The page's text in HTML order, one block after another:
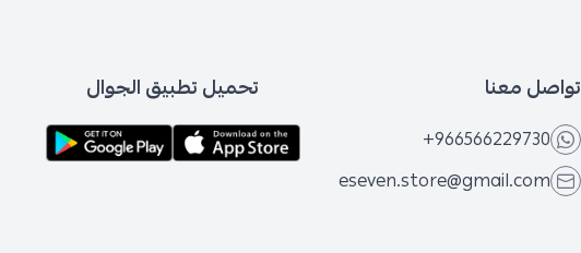
تواصل معنا
+966566229730
eseven.store@gmail.com
تحميل تطبيق الجوال